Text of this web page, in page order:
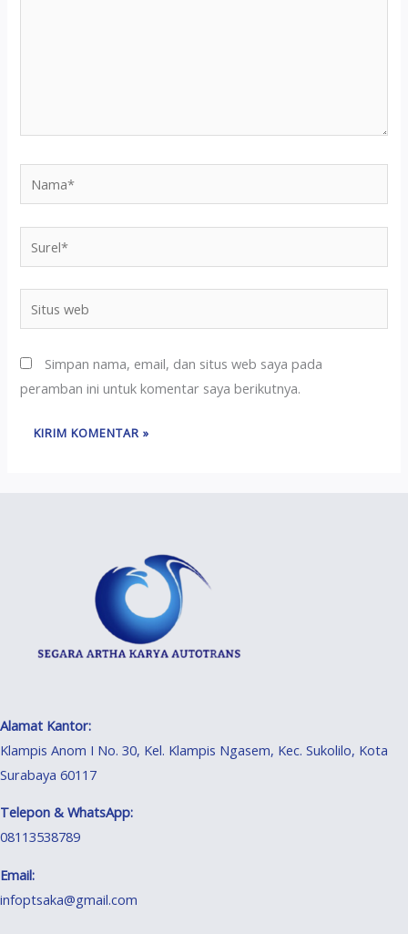
Simpan nama, email, dan situs web saya pada
peramban ini untuk komentar saya berikutnya.
Alamat Kantor:
Klampis Anom I No. 30, Kel. Klampis Ngasem, Kec. Sukolilo, Kota
Surabaya 60117
Telepon & WhatsApp:
08113538789
Email:
infoptsaka@gmail.com